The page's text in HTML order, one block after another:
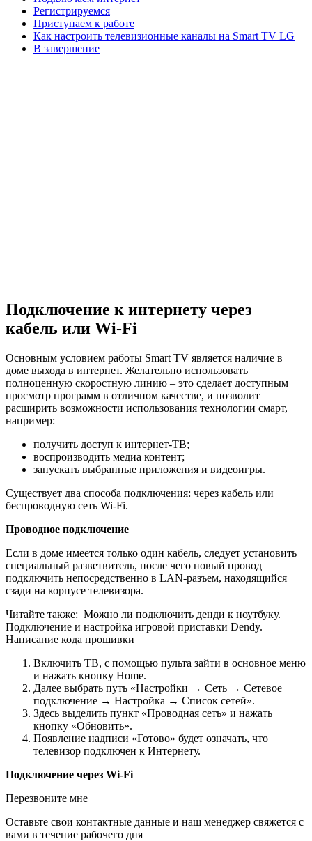
Регистрируемся
Приступаем к работе
Как настроить телевизионные каналы на Smart TV LG
В завершение
Подключение к интернету через
кабель или Wi-Fi
Основным условием работы Smart TV является наличие в
доме выхода в интернет. Желательно использовать
полноценную скоростную линию – это сделает доступным
просмотр программ в отличном качестве, и позволит
расширить возможности использования технологии смарт,
например:
получить доступ к интернет-ТВ;
воспроизводить медиа контент;
запускать выбранные приложения и видеоигры.
Существует два способа подключения: через кабель или
беспроводную сеть Wi-Fi.
Проводное подключение
Если в доме имеется только один кабель, следует установить
специальный разветвитель, после чего новый провод
подключить непосредственно в LAN-разъем, находящийся
сзади на корпусе телевизора.
Читайте также: Можно ли подключить денди к ноутбуку.
Подключение и настройка игровой приставки Dendy.
Написание кода прошивки
Включить ТВ, с помощью пульта зайти в основное меню
и нажать кнопку Home.
Далее выбрать путь «Настройки → Сеть → Сетевое
подключение → Настройка → Список сетей».
Здесь выделить пункт «Проводная сеть» и нажать
кнопку «Обновить».
Появление надписи «Готово» будет означать, что
телевизор подключен к Интернету.
Подключение через Wi-Fi
Перезвоните мне
Оставьте свои контактные данные и наш менеджер свяжется с
вами в течение рабочего дня